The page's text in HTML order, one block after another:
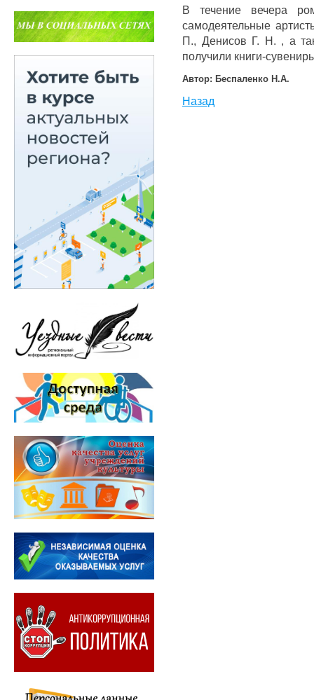
В течение вечера
самодеятельные
П., Денисов Г. Н. , а
получили книги-
Автор: Беспаленко Н.А.
Назад